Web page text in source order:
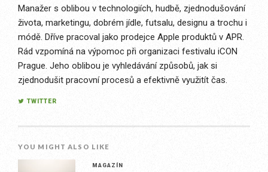
Manažer s oblibou v technologiích, hudbě, zjednodušování
života, marketingu, dobrém jídle, futsalu, designu a trochu i
módě. Dříve pracoval jako prodejce Apple produktů v APR.
Rád vzpomíná na výpomoc při organizaci festivalu iCON
Prague. Jeho oblibou je vyhledávání způsobů, jak si
zjednodušit pracovní procesů a efektivně využitít čas.
TWITTER
YOU MIGHT ALSO LIKE
MAGAZÍN